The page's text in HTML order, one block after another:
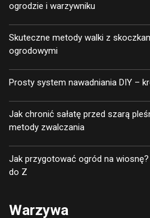
ogrodzie i warzywniku
Skuteczne metody walki z
ogrodowymi
Prosty system nawadniania DIY –
Jak chronić sałatę przed szarą
metody zwalczania
Jak przygotować ogród na
do Z
Warzywa